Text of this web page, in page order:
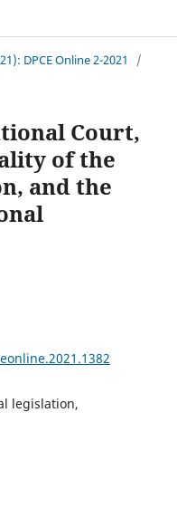
DPCE Online 2-2021
/
Court,
of the
and the
legislation,